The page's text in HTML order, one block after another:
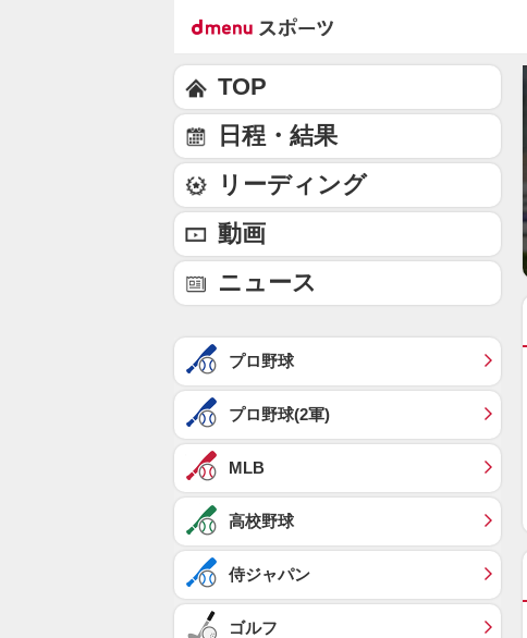
TOP
日程・結果
リーディング
動画
ニュース
プロ野球
プロ野球(2軍)
MLB
高校野球
侍ジャパン
ゴルフ